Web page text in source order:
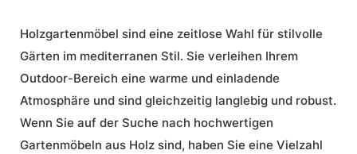
Holzgartenmöbel sind eine zeitlose Wahl für stilvolle
Gärten im mediterranen Stil. Sie verleihen Ihrem
Outdoor-Bereich eine warme und einladende
Atmosphäre und sind gleichzeitig langlebig und robust.
Wenn Sie auf der Suche nach hochwertigen
Gartenmöbeln aus Holz sind, haben Sie eine Vielzahl